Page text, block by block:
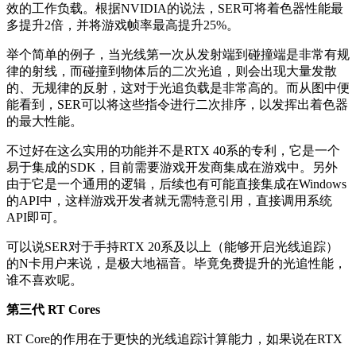
效的工作负载。根据NVIDIA的说法，SER可将着色器性能最
多提升2倍，并将游戏帧率最高提升25%。
举个简单的例子，当光线第一次从发射端到碰撞端是非常有规
律的射线，而碰撞到物体后的二次光追，则会出现大量发散
的、无规律的反射，这对于光追负载是非常高的。而从图中便
能看到，SER可以将这些指令进行二次排序，以发挥出着色器
的最大性能。
不过好在这么实用的功能并不是RTX 40系的专利，它是一个
易于集成的SDK，目前需要游戏开发商集成在游戏中。另外
由于它是一个通用的逻辑，后续也有可能直接集成在Windows
的API中，这样游戏开发者就无需特意引用，直接调用系统
API即可。
可以说SER对于手持RTX 20系及以上（能够开启光线追踪）
的N卡用户来说，是极大地福音。毕竟免费提升的光追性能，
谁不喜欢呢。
第三代 RT Cores
RT Core的作用在于更快的光线追踪计算能力，如果说在RTX